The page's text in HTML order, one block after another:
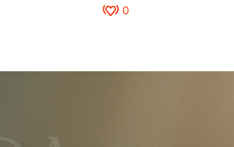
0